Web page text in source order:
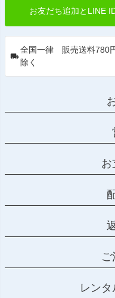
お友だち追加とLINE
全国一律 販売送料780
除く
お
ご
レン